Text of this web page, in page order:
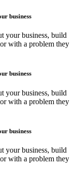
business
your business, build
with a problem they
business
your business, build
with a problem they
business
your business, build
with a problem they